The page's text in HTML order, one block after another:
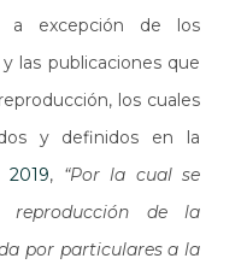
a excepción de los
las publicaciones que
los cuales
y definidos en la
, “Por la cual se
reproducción de la
por particulares a la